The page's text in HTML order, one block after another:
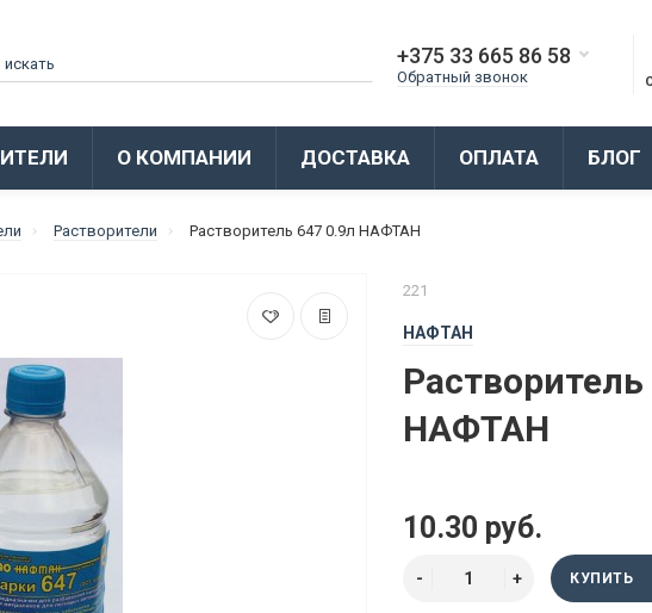
+375 33 665 86 58
Обратный звонок
О КОМПАНИИ ДОСТАВКА ОПЛАТА БЛОГ
Растворители Растворитель 647 0.9л НАФТАН
221
НАФТАН
НАФТАН
10.30 руб.
КУПИТЬ